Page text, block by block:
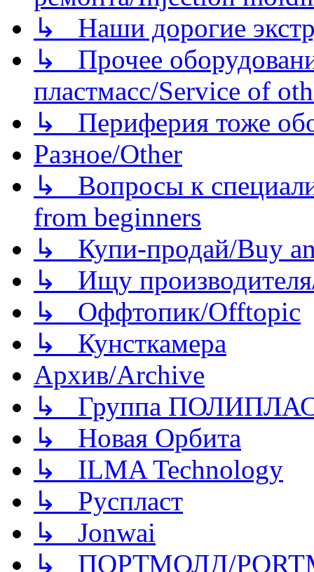
↳ Наши дорогие
↳ Прочее
пластмасс/Service of
↳ Периферия тоже
Разное/Other
↳ Вопросы к
from beginners
↳ Купи-продай/Buy
↳ Ищу
↳ Оффтопик/Offtopic
↳ Кунсткамера
Архив/Archive
↳ Группа
↳ Новая Орбита
↳ ILMA Technology
↳ Руспласт
↳ Jonwai
↳ ПОРТМОЛД/